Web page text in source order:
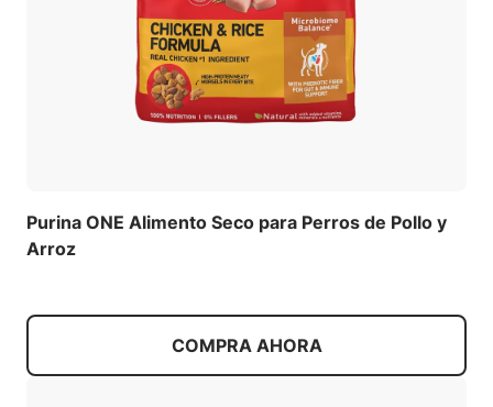
Purina ONE Alimento Seco para Perros de Pollo y
Arroz
COMPRA AHORA